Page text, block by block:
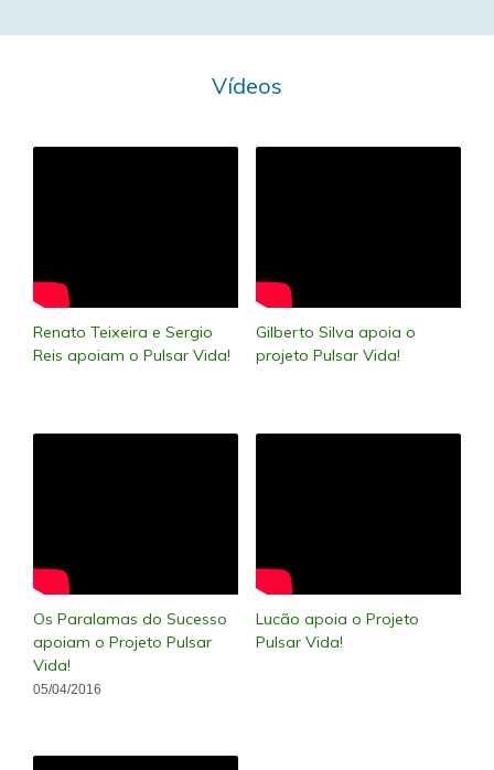
Vídeos
Renato Teixeira e Sergio
Reis apoiam o Pulsar Vida!
Gilberto Silva apoia o
projeto Pulsar Vida!
Os Paralamas do Sucesso
apoiam o Projeto Pulsar
Vida!
05/04/2016
Lucão apoia o Projeto
Pulsar Vida!